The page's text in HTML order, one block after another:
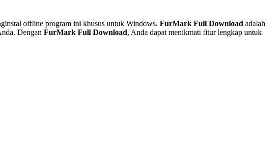
offline program ini khusus untuk Windows. FurMark Full Download adalah
Dengan FurMark Full Download, Anda dapat menikmati fitur lengkap untuk